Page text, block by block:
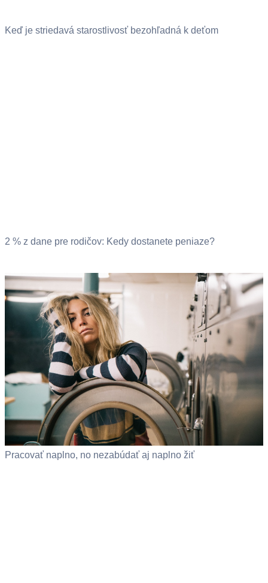
Keď je striedavá starostlivosť bezohľadná k deťom
2 % z dane pre rodičov: Kedy dostanete peniaze?
Pracovať naplno, no nezabúdať aj naplno žiť